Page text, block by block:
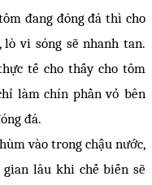
đang đóng đá thì cho
lò vi sóng sẽ nhanh tan.
tế cho thấy cho tôm
làm chín phần vỏ bên
đá.
vào trong chậu nước,
lâu khi chế biến sẽ